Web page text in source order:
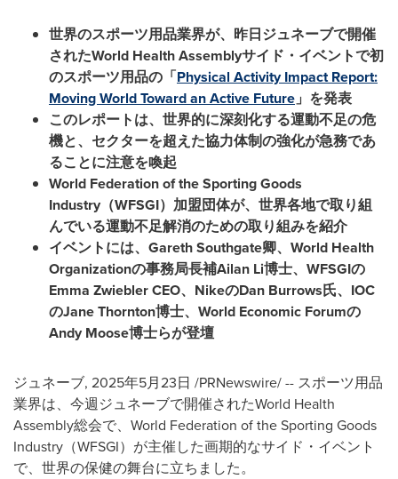
世界のスポーツ用品業界が、昨日ジュネーブで開催
されたWorld Health Assemblyサイド・イベントで初
のスポーツ用品の「Physical Activity Impact Report:
Moving World Toward an Active Future」を発表
このレポートは、世界的に深刻化する運動不足の危
機と、セクターを超えた協力体制の強化が急務であ
ることに注意を喚起
World Federation of the Sporting Goods
Industry （WFSGI） 加盟団体が、世界各地で取り組
んでいる運動不足解消のための取り組みを紹介
イベントには、 Gareth Southgate卿、 World Health
Organizationの事務局長補Ailan Li博士、 WFSGIの
Emma Zwiebler CEO、 NikeのDan Burrows氏、 IOC
のJane Thornton博士、 World Economic Forumの
Andy Moose博士らが登壇
ジュネーブ, 2025年5月23日 /PRNewswire/ -- スポーツ用品
業界は、今週ジュネーブで開催されたWorld Health
Assembly総会で、World Federation of the Sporting Goods
Industry（WFSGI）が主催した画期的なサイド・イベント
で、世界の保健の舞台に立ちました。